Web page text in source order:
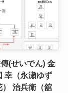
(せいでん) 金
幸（永瀬ゆず
） 治兵衛（舘